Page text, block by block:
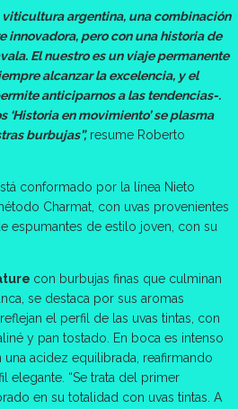
viticultura argentina, una combinación
innovadora, pero con una historia de
El nuestro es un viaje permanente
alcanzar la excelencia, y el
anticiparnos a las tendencias-.
‘Historia en movimiento’ se plasma
burbujas”,resume Roberto
conformado por la línea Nieto
Charmat, con uvas provenientes
espumantes de estilo joven, con su
con burbujas finas que culminan
se destaca por sus aromas
el perfil de las uvas tintas, con
y pan tostado. En boca es intenso
acidez equilibrada, reafirmando
elegante. “Se trata del primer
en su totalidad con uvas tintas. A